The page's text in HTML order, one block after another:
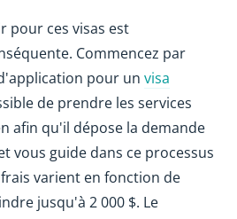
pour ces visas est
Commencez par
pour un visa
de prendre les services
afin qu'il dépose la demande
vous guide dans ce processus
varient en fonction de
jusqu'à 2 000 $. Le